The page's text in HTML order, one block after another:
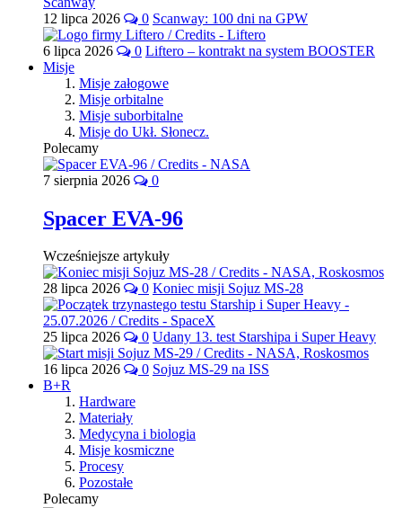
12 lipca 2026 0 Scanway: 100 dni na GPW
6 lipca 2026 0 Liftero – kontrakt na system BOOSTER
Misje
Misje załogowe
Misje orbitalne
Misje suborbitalne
Misje do Ukł. Słonecz.
Polecamy
7 sierpnia 2026 0
Spacer EVA-96
Wcześniejsze artykuły
28 lipca 2026 0 Koniec misji Sojuz MS-28
25 lipca 2026 0 Udany 13. test Starshipa i Super Heavy
16 lipca 2026 0 Sojuz MS-29 na ISS
B+R
Hardware
Materiały
Medycyna i biologia
Misje kosmiczne
Procesy
Pozostałe
Polecamy